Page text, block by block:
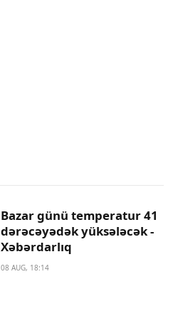
Bazar günü temperatur 41
dərəcəyədək yüksələcək -
Xəbərdarlıq
08 AUG, 18:14